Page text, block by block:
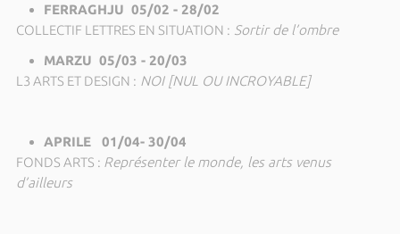
FERRAGHJU 05/02 - 28/02
COLLECTIF LETTRES EN SITUATION : Sortir de l’ombre
MARZU 05/03 - 20/03
L3 ARTS ET DESIGN : NOI [NUL OU INCROYABLE]
APRILE 01/04- 30/04
FONDS ARTS : Représenter le monde, les arts venus
d’ailleurs